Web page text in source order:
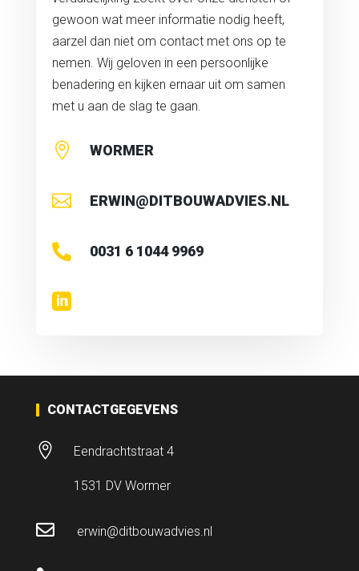
gewoon wat meer informatie nodig heeft,
aarzel dan niet om contact met ons op te
nemen. Wij geloven in een persoonlijke
benadering en kijken ernaar uit om samen
met u aan de slag te gaan.
 WORMER
 ERWIN@DITBOUWADVIES.NL
 0031 6 1044 9969

CONTACTGEGEVENS
 Eendrachtstraat 4
1531 DV Wormer
 erwin@ditbouwadvies.nl